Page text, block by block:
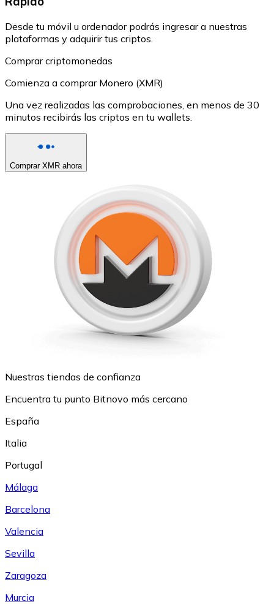
Desde tu móvil u ordenador podrás ingresar a nuestras
plataformas y adquirir tus criptos.
Comprar criptomonedas
Comienza a comprar Monero (XMR)
Una vez realizadas las comprobaciones, en menos de 30
minutos recibirás las criptos en tu wallets.
Comprar XMR ahora
Nuestras tiendas de confianza
Encuentra tu punto Bitnovo más cercano
España
Italia
Portugal
Málaga
Barcelona
Valencia
Sevilla
Zaragoza
Murcia